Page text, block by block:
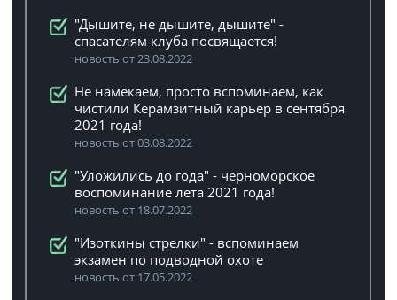
"Дышите, не дышите, дышите" -
спасателям клуба посвящается!
новость от 23.08.2022
Не намекаем, просто вспоминаем, как
чистили Керамзитный карьер в сентября
2021 года!
новость от 03.08.2022
"Уложились до года" - черноморское
воспоминание лета 2021 года!
новость от 18.07.2022
"Изоткины стрелки" - вспоминаем
экзамен по подводной охоте
новость от 17.05.2022